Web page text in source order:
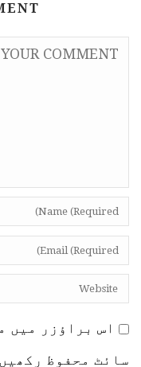
اس براؤزر میں
سائٹ محفوظ